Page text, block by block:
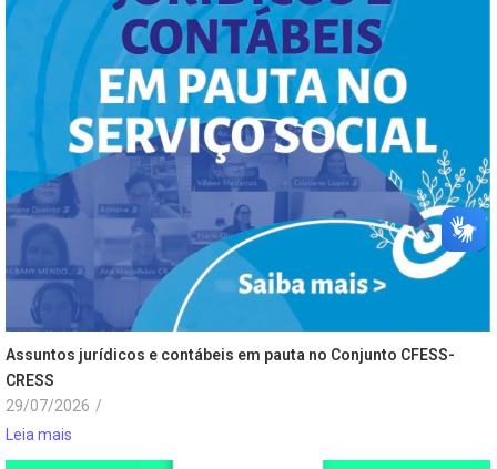
Assuntos jurídicos e contábeis em pauta no Conjunto CFESS-
CRESS
29/07/2026 /
Leia mais